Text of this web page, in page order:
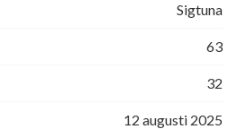
Sigtuna
63
32
12 augusti 2025